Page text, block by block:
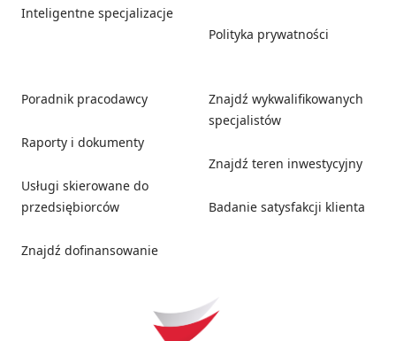
Inteligentne specjalizacje
Polityka prywatności
Poradnik pracodawcy
Raporty i dokumenty
Usługi skierowane do
przedsiębiorców
Znajdź dofinansowanie
Znajdź wykwalifikowanych
specjalistów
Znajdź teren inwestycyjny
Badanie satysfakcji klienta